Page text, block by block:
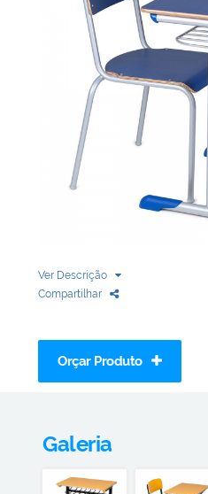
Ver Descrição
Compartilhar
Orçar Produto
Galeria
Armários em Aço
Quadro Branco
Linha Wood Prime
Cadeira especial